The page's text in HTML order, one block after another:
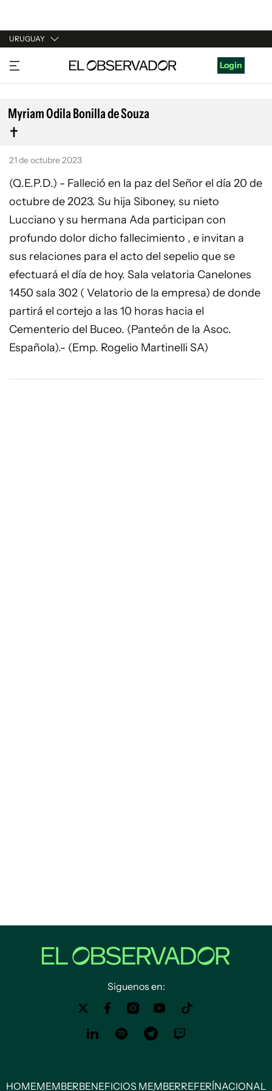
URUGUAY
URUGUAY
ARGENTINA
ESPAÑA
ESTADOS UNIDOS
Login
Myriam Odila Bonilla de Souza
21 de octubre 2023
(Q.E.P.D.) - Falleció en la paz del Señor el día 20 de
octubre de 2023. Su hija Siboney, su nieto
Lucciano y su hermana Ada participan con
profundo dolor dicho fallecimiento , e invitan a
sus relaciones para el acto del sepelio que se
efectuará el día de hoy. Sala velatoria Canelones
1450 sala 302 ( Velatorio de la empresa) de donde
partirá el cortejo a las 10 horas hacia el
Cementerio del Buceo. (Panteón de la Asoc.
Española).- (Emp. Rogelio Martinelli SA)
Siguenos en:
HOMEMEMBERBENEFICIOS MEMBERREFERÍNACIONAL